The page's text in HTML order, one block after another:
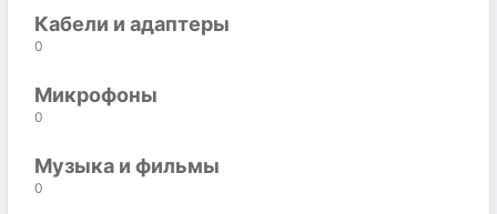
Кабели и адаптеры
0
Микрофоны
0
Музыка и фильмы
0